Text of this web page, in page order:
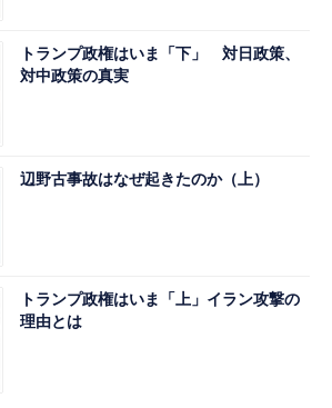
トランプ政権はいま「下」 対日政策、
対中政策の真実
辺野古事故はなぜ起きたのか（上）
トランプ政権はいま「上」イラン攻撃の
理由とは